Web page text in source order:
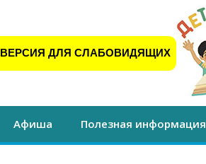
ВЕРСИЯ ДЛЯ СЛАБОВИДЯЩИХ
Афиша Полезная информация